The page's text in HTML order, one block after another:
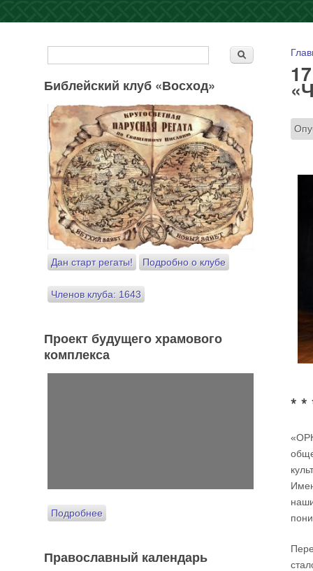
Вы
* *
Форма поиска
Библейский клуб «Восход»
Дан старт регаты! Подробно о клубе
Членов клуба: 1643
Проект будущего храмового
комплекса
Подробнее
Православный календарь